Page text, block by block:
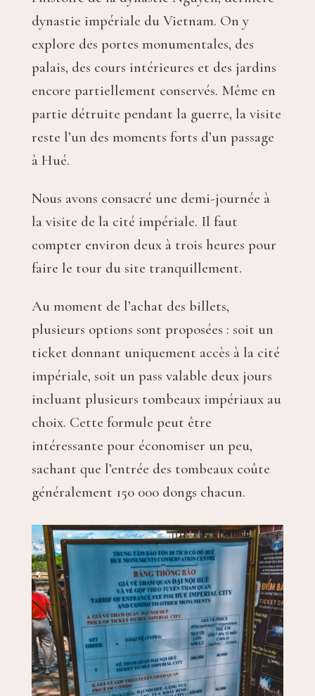
dynastie impériale du Vietnam. On y
explore des portes monumentales, des
palais, des cours intérieures et des jardins
encore partiellement conservés. Même en
partie détruite pendant la guerre, la visite
reste l’un des moments forts d’un passage
à Hué.
Nous avons consacré une demi-journée à
la visite de la cité impériale. Il faut
compter environ deux à trois heures pour
faire le tour du site tranquillement.
Au moment de l’achat des billets,
plusieurs options sont proposées : soit un
ticket donnant uniquement accès à la cité
impériale, soit un pass valable deux jours
incluant plusieurs tombeaux impériaux au
choix. Cette formule peut être
intéressante pour économiser un peu,
sachant que l’entrée des tombeaux coûte
généralement 150 000 dongs chacun.